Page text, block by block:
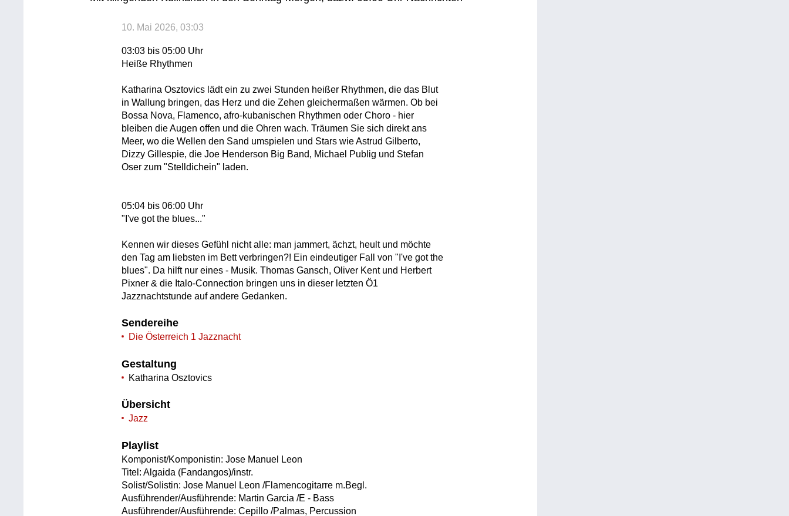
10. Mai 2026, 03:03
03:03 bis 05:00 Uhr
Heiße Rhythmen
Katharina Osztovics lädt ein zu zwei Stunden heißer Rhythmen, die das Blut
in Wallung bringen, das Herz und die Zehen gleichermaßen wärmen. Ob bei
Bossa Nova, Flamenco, afro-kubanischen Rhythmen oder Choro - hier
bleiben die Augen offen und die Ohren wach. Träumen Sie sich direkt ans
Meer, wo die Wellen den Sand umspielen und Stars wie Astrud Gilberto,
Dizzy Gillespie, die Joe Henderson Big Band, Michael Publig und Stefan
Oser zum "Stelldichein" laden.
05:04 bis 06:00 Uhr
"I've got the blues..."
Kennen wir dieses Gefühl nicht alle: man jammert, ächzt, heult und möchte
den Tag am liebsten im Bett verbringen?! Ein eindeutiger Fall von "I've got the
blues". Da hilft nur eines - Musik. Thomas Gansch, Oliver Kent und Herbert
Pixner & die Italo-Connection bringen uns in dieser letzten Ö1
Jazznachtstunde auf andere Gedanken.
Sendereihe
Die Österreich 1 Jazznacht
Gestaltung
Katharina Osztovics
Übersicht
Jazz
Playlist
Komponist/Komponistin: Jose Manuel Leon
Titel: Algaida (Fandangos)/instr.
Solist/Solistin: Jose Manuel Leon /Flamencogitarre m.Begl.
Ausführender/Ausführende: Martin Garcia /E - Bass
Ausführender/Ausführende: Cepillo /Palmas, Percussion